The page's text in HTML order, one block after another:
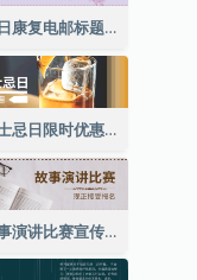
紫色早日康复电邮标题
世界威士忌日限时优惠电邮标题
棕色故事演讲比赛宣传用电邮标题